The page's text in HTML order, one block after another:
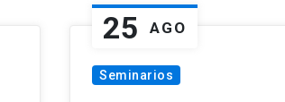
25 AGO
Seminarios